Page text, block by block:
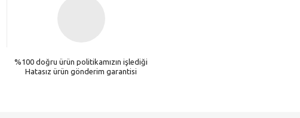
%100 doğru ürün politikamızın işlediği
Hatasız ürün gönderim garantisi